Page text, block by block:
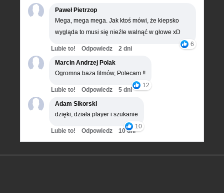
Paweł Pietrzop
Mega, mega mega. Jak ktoś mówi, że kiepsko
wygląda to musi się nieźle walnąć w głowe xD
6
Lubie to! Odpowiedz
2 dni
Marcin Andrzej Polak
Ogromna baza filmów, Polecam !!
12
Lubie to! Odpowiedz
5 dni
Adam Sikorski
dzięki, działa player i szukanie
10
Lubie to! Odpowiedz 10 dni